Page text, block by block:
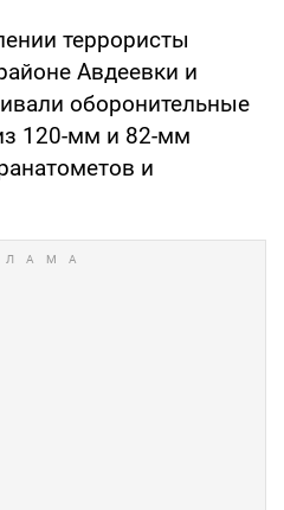
террористы
Авдеевки и
оборонительные
120-мм и 82-мм
и